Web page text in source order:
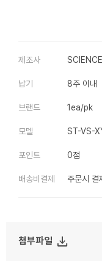
제조사
납기 8주 이내
브랜드 1ea/pk
모델 ST-VS-
포인트 0점
배송비결제 주문시 결
첨부파일 file_download